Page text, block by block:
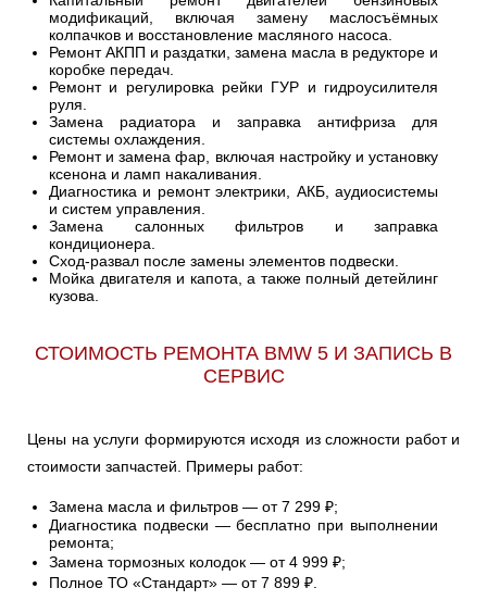
модификаций, включая замену маслосъёмных
колпачков и восстановление масляного насоса.
Ремонт АКПП и раздатки, замена масла в редукторе и
коробке передач.
Ремонт и регулировка рейки ГУР и гидроусилителя
руля.
Замена радиатора и заправка антифриза для
системы охлаждения.
Ремонт и замена фар, включая настройку и установку
ксенона и ламп накаливания.
Диагностика и ремонт электрики, АКБ, аудиосистемы
и систем управления.
Замена салонных фильтров и заправка
кондиционера.
Сход-развал после замены элементов подвески.
Мойка двигателя и капота, а также полный детейлинг
кузова.
СТОИМОСТЬ РЕМОНТА BMW 5 И ЗАПИСЬ В
СЕРВИС
Цены на услуги формируются исходя из сложности работ и
стоимости запчастей. Примеры работ:
Замена масла и фильтров — от 7 299 ₽;
Диагностика подвески — бесплатно при выполнении
ремонта;
Замена тормозных колодок — от 4 999 ₽;
Полное ТО «Стандарт» — от 7 899 ₽.